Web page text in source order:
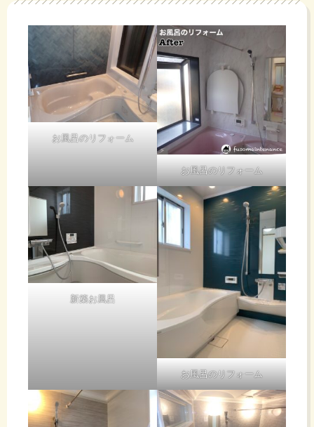
お風呂のリフォーム
お風呂のリフォーム
新築お風呂
お風呂のリフォーム